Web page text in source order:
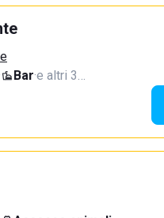
Bar·e altri 3…